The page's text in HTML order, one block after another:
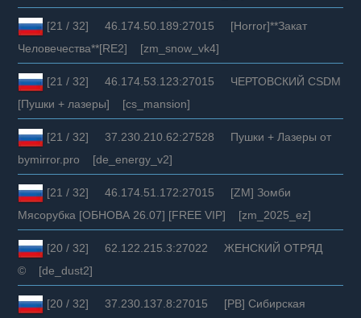
[21 / 32] 46.174.50.189:27015 [Horror]**Закат
Человечества**[RE2] [zm_snow_vk4]
[21 / 32] 46.174.53.123:27015 ЧЕРТОВСКИЙ CSDM
[Пушки + лазеры] [cs_mansion]
[21 / 32] 37.230.210.62:27528 Пушки + Лазеры от
bymirror.pro [de_energy_v2]
[21 / 32] 46.174.51.172:27015 [ZM] Зомби
Мясорубка [ОБНОВА 26.07] [FREE VIP] [zm_2025_ez]
[20 / 32] 62.122.215.3:27022 ЖЕНСКИЙ ОТРЯД
© [de_dust2]
[20 / 32] 37.230.137.8:27015 [PB] Сибирская